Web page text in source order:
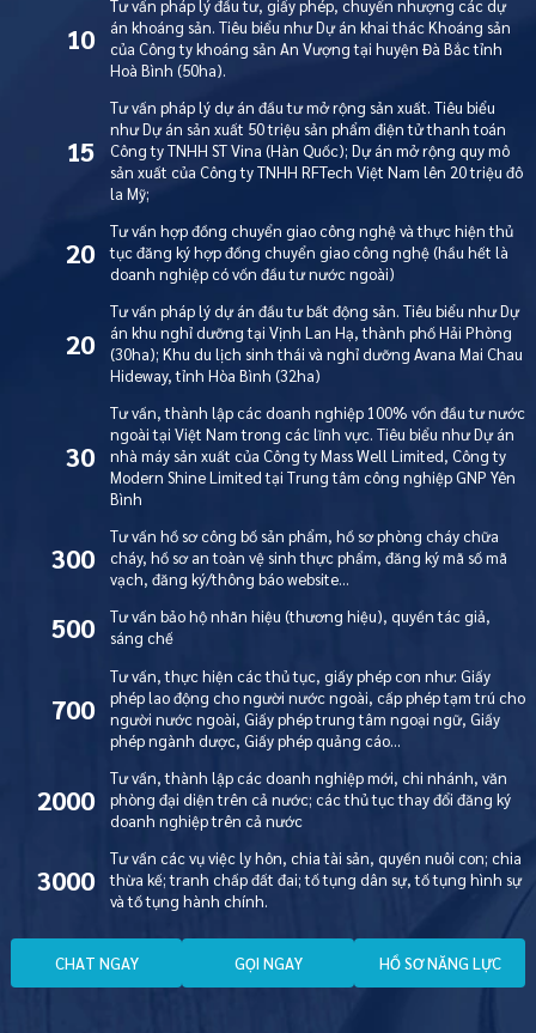
10
Tư vấn pháp lý đầu tư, giấy phép, chuyển nhượng các dự
án khoáng sản. Tiêu biểu như Dự án khai thác Khoáng sản
của Công ty khoáng sản An Vượng tại huyện Đà Bắc tỉnh
Hoà Bình (50ha).
15
Tư vấn pháp lý dự án đầu tư mở rộng sản xuất. Tiêu biểu
như Dự án sản xuất 50 triệu sản phẩm điện tử thanh toán
Công ty TNHH ST Vina (Hàn Quốc); Dự án mở rộng quy mô
sản xuất của Công ty TNHH RFTech Việt Nam lên 20 triệu đô
la Mỹ;
20
Tư vấn hợp đồng chuyển giao công nghệ và thực hiện thủ
tục đăng ký hợp đồng chuyển giao công nghệ (hầu hết là
doanh nghiệp có vốn đầu tư nước ngoài)
20
Tư vấn pháp lý dự án đầu tư bất động sản. Tiêu biểu như Dự
án khu nghỉ dưỡng tại Vịnh Lan Hạ, thành phố Hải Phòng
(30ha); Khu du lịch sinh thái và nghỉ dưỡng Avana Mai Chau
Hideway, tỉnh Hòa Bình (32ha)
30
Tư vấn, thành lập các doanh nghiệp 100% vốn đầu tư nước
ngoài tại Việt Nam trong các lĩnh vực. Tiêu biểu như Dự án
nhà máy sản xuất của Công ty Mass Well Limited, Công ty
Modern Shine Limited tại Trung tâm công nghiệp GNP Yên
Bình
300
Tư vấn hồ sơ công bố sản phẩm, hồ sơ phòng cháy chữa
cháy, hồ sơ an toàn vệ sinh thực phẩm, đăng ký mã số mã
vạch, đăng ký/thông báo website…
500
Tư vấn bảo hộ nhãn hiệu (thương hiệu), quyền tác giả,
sáng chế
700
Tư vấn, thực hiện các thủ tục, giấy phép con như: Giấy
phép lao động cho người nước ngoài, cấp phép tạm trú cho
người nước ngoài, Giấy phép trung tâm ngoại ngữ, Giấy
phép ngành dược, Giấy phép quảng cáo…
2000
Tư vấn, thành lập các doanh nghiệp mới, chi nhánh, văn
phòng đại diện trên cả nước; các thủ tục thay đổi đăng ký
doanh nghiệp trên cả nước
3000
Tư vấn các vụ việc ly hôn, chia tài sản, quyền nuôi con; chia
thừa kế; tranh chấp đất đai; tố tụng dân sự, tố tụng hình sự
và tố tụng hành chính.
CHAT NGAY GỌI NGAY HỒ SƠ NĂNG LỰC